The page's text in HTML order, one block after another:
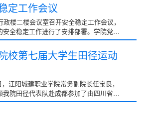
定工作会议
楼二楼会议室召开安全稳定工作会议，
全稳定工作进行了安排部署。学院党委
炎龙、院长助理杨林等院领...
校第七届大学生田径运动
江阳城建职业学院常务副院长任宝良，
院田径代表队赴成都参加了由四川省教
职业院校第七届大学生田径运动会...